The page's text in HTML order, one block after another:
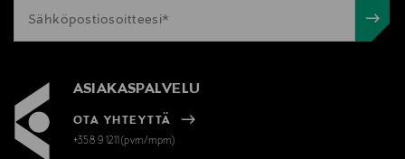
ASIAKASPALVELU
OTA YHTEYTTÄ
+358 9 1211(pvm/mpm)